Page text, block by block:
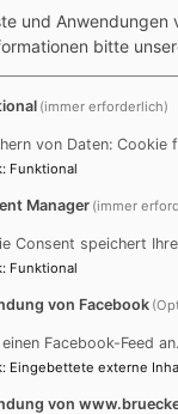
Das Jubiläum „500
Gespräch zu bringen.
Augenhöhe“, „face to
Gewählt haben wir als
einer richtigen Bücherei
allerdings lebendige
angehören:
Unter den acht
Ordensfrau, eine
Nürnberger Gemeinde
und
bitte
(immer erforderlich)
von Daten: Cookie
: Funktional
Manager (immer
Consent speichert
: Funktional
von Facebook
Facebook-Feed an.
: Eingebettete externe
von